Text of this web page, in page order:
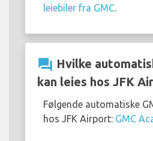
leiebiler fra GMC.
question_answer Hvilke
kan leies hos JFK
Følgende automatiske
hos JFK Airport: GMC